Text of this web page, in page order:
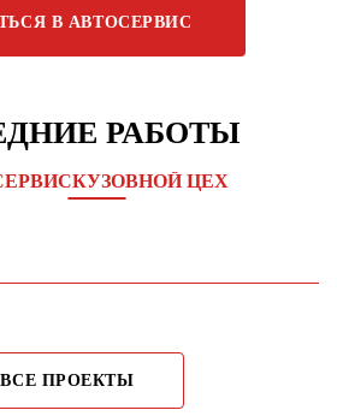
В АВТОСЕРВИС
РАБОТЫ
КУЗОВНОЙ ЦЕХ
ВСЕ ПРОЕКТЫ